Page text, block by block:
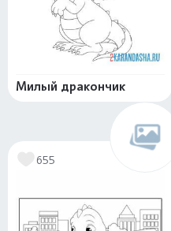
Милый дракончик
655